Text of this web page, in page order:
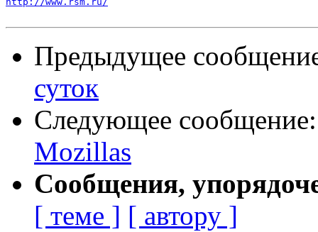
Предыдущее
суток
Следующее
Mozillas
Сообщения,
[ теме ] [ автору ]